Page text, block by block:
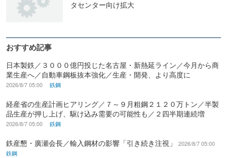
タセンター向け拡大
おすすめ記事
日本製鉄／３０００億円投じた名古屋・新熱延ライン／今月から商
業生産へ／自動車鋼板抜本強化／生産・開発、より高度に
2026/8/7 05:00 鉄鋼
経産省の生産計画ヒアリング／７～９月粗鋼２１２０万トン／半製
品生産が押し上げ、駆け込み需要の可能性も／２四半期連続増
2026/8/7 05:00 鉄鋼
鉄産懇・廣瀬会長／輸入鋼材の影響「引き続き注視」
2026/8/7 05:00
鉄鋼